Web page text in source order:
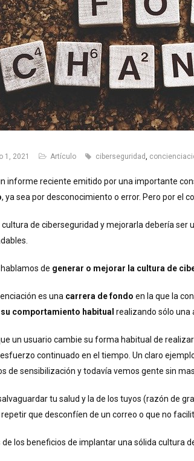
1, 2021 Artículo ciberseguridad,
informe reciente emitido por una importante
, ya sea por desconocimiento o error. Pero por el
cultura de ciberseguridad y mejorarla debería
de generar o mejorar la cultura de
es una carrera de fondo en la que la
comportamiento habitual realizando sólo una
un usuario cambie su forma habitual de
continuado en el tiempo. Un claro
de sensibilización y todavía vemos gente sin
tu salud y la de los tuyos (razón de
repetir que desconfíen de un correo o que no
de los beneficios de implantar una sólida cultura